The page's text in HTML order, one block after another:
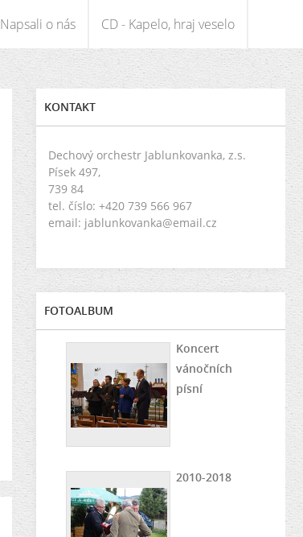
Napsali o nás CD - Kapelo, hraj veselo
KONTAKT
Dechový orchestr Jablunkovanka, z.s.
Písek 497,
739 84
tel. číslo: +420 739 566 967
email: jablunkovanka@email.cz
FOTOALBUM
Koncert
vánočních
písní
2010-2018